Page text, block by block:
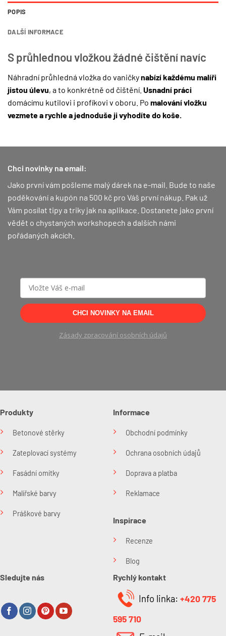
POPIS
DALŠÍ INFORMACE
S průhlednou vložkou žádné čištění navíc
Náhradní průhledná vložka do vaničkynabízí každému malíři
jistou úlevu, a to konkrétně od čištění. Usnadní práci
domácímu kutilovi i profíkovi v oboru. Po malování vložku
vezmete a rychle a jednoduše ji vyhodíte do koše.
Chci novinky na email:
Jako první vám pošleme malý dárek na e-mail. Bude to naše
poděkování a kupón na 500 kč pro Váš první nákup. Pak už
Vám posílat tipy a triky jak na aplikace. Dostanete jako první
vědět o chystaných workshopech a dalších námi
pořádaných akcích.
CHCI NOVINKY NA EMAIL
Zásady zpracování osobních údajů
Produkty
Betonové stěrky
Zateplovací systémy
Fasádní omítky
Malířské barvy
Práškové barvy
Informace
Obchodní podmínky
Ochrana osobních údajů
Doprava a platba
Reklamace
Inspirace
Recenze
Blog
Sledujte nás Rychlý kontakt
Info linka: +420 775
595 710